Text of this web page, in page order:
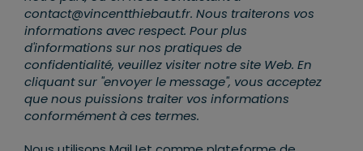
contact@vincentthiebaut.fr. Nous traiterons vos
informations avec respect. Pour plus
d'informations sur nos pratiques de
confidentialité, veuillez visiter notre site Web. En
cliquant sur "envoyer le message", vous acceptez
que nous puissions traiter vos informations
conformément à ces termes.